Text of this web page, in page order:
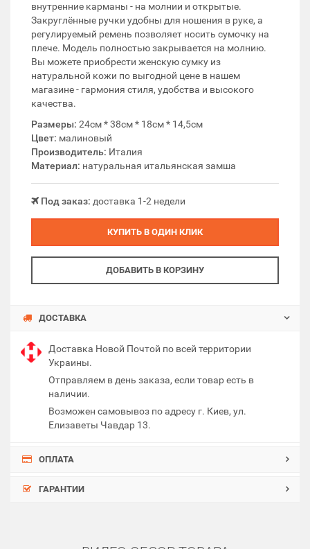
внутренние карманы - на молнии и открытые.
Закруглённые ручки удобны для ношения в руке, а
регулируемый ремень позволяет носить сумочку на
плече. Модель полностью закрывается на молнию.
Вы можете приобрести женскую сумку из
натуральной кожи по выгодной цене в нашем
магазине - гармония стиля, удобства и высокого
качества.
Размеры: 24см * 38см * 18см * 14,5см
Цвет: малиновый
Производитель: Италия
Материал: натуральная итальянская замша
Под заказ: доставка 1-2 недели
КУПИТЬ В ОДИН КЛИК
ДОБАВИТЬ В КОРЗИНУ
ДОСТАВКА
Доставка Новой Почтой по всей территории
Украины.
Отправляем в день заказа, если товар есть в
наличии.
Возможен самовывоз по адресу г. Киев, ул.
Елизаветы Чавдар 13.
ОПЛАТА
ГАРАНТИИ